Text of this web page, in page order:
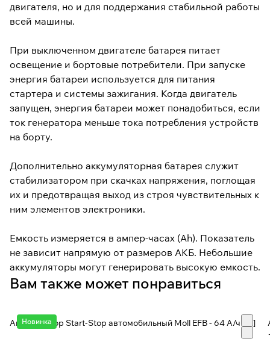
двигателя, но и для поддержания стабильной работы
всей машины.
При выключенном двигателе батарея питает
освещение и бортовые потребители. При запуске
энергия батареи используется для питания
стартера и системы зажигания. Когда двигатель
запущен, энергия батареи может понадобиться, если
ток генератора меньше тока потребления устройств
на борту.
Дополнительно аккумуляторная батарея служит
стабилизатором при скачках напряжения, поглощая
их и предотвращая выход из строя чувствительных к
ним элементов электроники.
Емкость измеряется в ампер-часах (Ah). Показатель
не зависит напрямую от размеров АКБ. Небольшие
аккумуляторы могут генерировать высокую емкость.
Вам также может понравиться
Новинка
Аккумулятор Start-Stop автомобильный Moll EFB - 64 А/ч [-+]